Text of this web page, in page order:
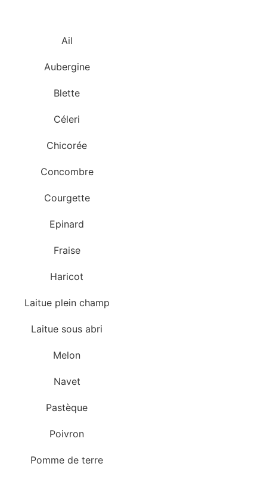
Ail
Aubergine
Blette
Céleri
Chicorée
Concombre
Courgette
Epinard
Fraise
Haricot
Laitue plein champ
Laitue sous abri
Melon
Navet
Pastèque
Poivron
Pomme de terre